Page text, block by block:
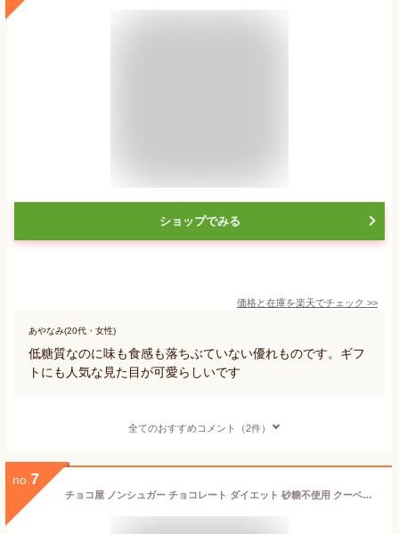
ショップでみる
価格と在庫を楽天でチェック >>
あやなみ(20代・女性)
低糖質なのに味も食感も落ちぶていない優れものです。ギフ
トにも人気な見た目が可愛らしいです
全てのおすすめコメント（2件）
no. 7
チョコ屋 ノンシュガー チョコレート ダイエット 砂糖不使用 クーベルチュール チョコレート 【50枚入り（500g）】 砂糖 ゼロ チョコ ギフト 業務用 個包装 糖質制限 糖質オフ 低糖質 植物油脂不使用 おやつ お菓子 【楽ギフ_包装】【楽ギフ_のし】 母の日 父の日